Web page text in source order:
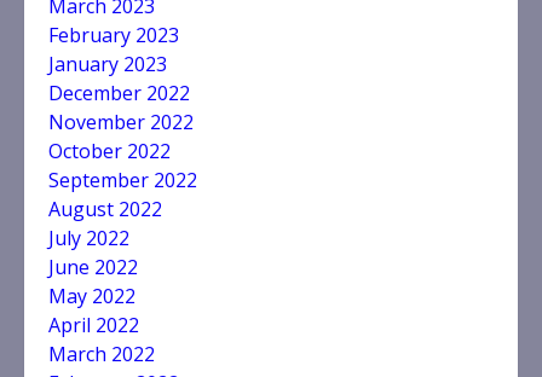
March 2023
February 2023
January 2023
December 2022
November 2022
October 2022
September 2022
August 2022
July 2022
June 2022
May 2022
April 2022
March 2022